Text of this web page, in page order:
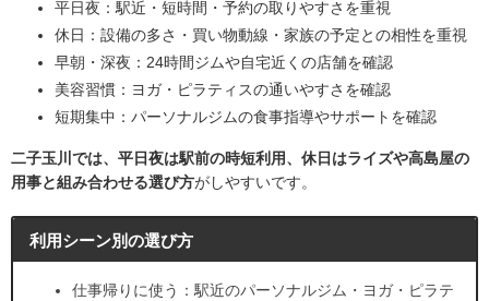
平日夜：駅近・短時間・予約の取りやすさを重視
休日：設備の多さ・買い物動線・家族の予定との相性を重視
早朝・深夜：24時間ジムや自宅近くの店舗を確認
美容習慣：ヨガ・ピラティスの通いやすさを確認
短期集中：パーソナルジムの食事指導やサポートを確認
二子玉川では、平日夜は駅前の時短利用、休日はライズや高島屋の
用事と組み合わせる選び方がしやすいです。
利用シーン別の選び方
仕事帰りに使う：駅近のパーソナルジム・ヨガ・ピラテ